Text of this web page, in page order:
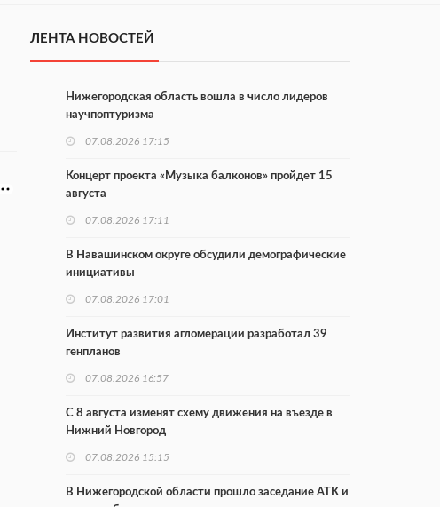
ЛЕНТА НОВОСТЕЙ
Нижегородская область вошла в число лидеров
научпоптуризма
07.08.2026 17:15
Концерт проекта «Музыка балконов» пройдет 15
августа
07.08.2026 17:11
В Навашинском округе обсудили демографические
инициативы
07.08.2026 17:01
Институт развития агломерации разработал 39
генпланов
07.08.2026 16:57
С 8 августа изменят схему движения на въезде в
Нижний Новгород
07.08.2026 15:15
В Нижегородской области прошло заседание АТК и